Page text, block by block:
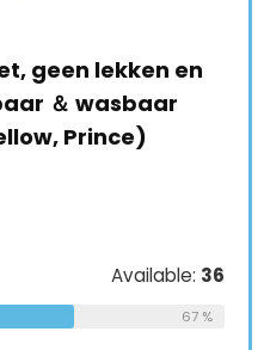
geen lekken en
＆ wasbaar
Prince)
Available: 36
67 %